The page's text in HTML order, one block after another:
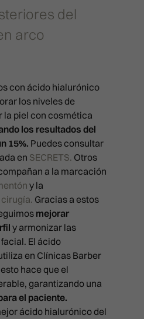
del
arco
con ácido hialurónico
los niveles de
la piel con cosmética
los resultados del
15%. Puedes consultar
en SECRETS. Otros
a la marcación
y la
Gracias a estos
mejorar
y armonizar las
El ácido
en Clínicas Barber
esto hace que el
garantizando una
el paciente.
ácido hialurónico del
LÍNEAS DE MARIONETA
NEUROMODULADORES
PEELING QUÍMICO
PLEXR
PRP FACIAL
POLINUCLEÓTIDOS
INYECTABLES
RELLENO DE OJERAS
REPOSICIÓN DE PÓMULOS
RINOMODELACIÓN SIN
SONRISA GINGIVAL
SURCO NASOGENIANO
PICOLÁSER MELASMA
RADIOFRECUENCIA FULL
RADIOFRECUENCIA LEGACY
BILBAO
PIDE TU CITA
CLÍNICA EN MADRID
Joaquín Costa 24, 28006
CLÍNICA EN LAS PALMAS
Pérez Galdós, 28. 35002
Las Palmas de Gran Canaria
911 21 24 27
CLÍNICA EN VALENCIA
Calle Císcar 66, bajo CP
911 21 24 27
CLÍNICA EN BILBAO
Ercilla Kalea, 6, Abando
911 21 24 27
info@clinicasbarber.com